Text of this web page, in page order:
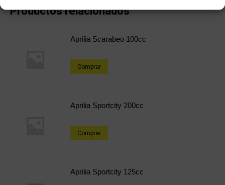
Productos relacionados
Aprilia Scarabeo 100cc
Comprar
Aprilia Sportcity 200cc
Comprar
Aprilia Sportcity 125cc